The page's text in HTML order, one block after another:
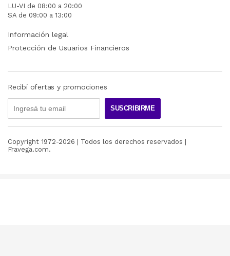
LU-VI de 08:00 a 20:00
SA de 09:00 a 13:00
Información legal
Protección de Usuarios Financieros
Recibí ofertas y promociones
SUSCRIBIRME
Copyright 1972-2026 | Todos los derechos reservados |
Fravega.com.